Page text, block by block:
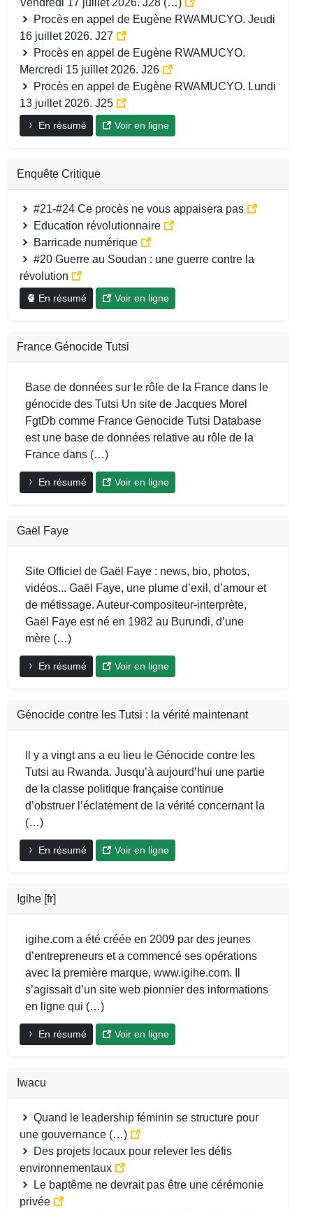
Procès en appel de Eugène RWAMUCYO. Jeudi
16 juillet 2026. J27
Procès en appel de Eugène RWAMUCYO.
Mercredi 15 juillet 2026. J26
Procès en appel de Eugène RWAMUCYO. Lundi
13 juillet 2026. J25
En résumé Voir en ligne
Enquête Critique
#21-#24 Ce procès ne vous appaisera pas
Education révolutionnaire
Barricade numérique
#20 Guerre au Soudan : une guerre contre la
révolution
En résumé Voir en ligne
France Génocide Tutsi
Base de données sur le rôle de la France dans le
génocide des Tutsi Un site de Jacques Morel
FgtDb comme France Genocide Tutsi Database
est une base de données relative au rôle de la
France dans (…)
En résumé Voir en ligne
Gaël Faye
Site Officiel de Gaël Faye : news, bio, photos,
vidéos... Gaël Faye, une plume d’exil, d’amour et
de métissage. Auteur-compositeur-interprète,
Gaël Faye est né en 1982 au Burundi, d’une
mère (…)
En résumé Voir en ligne
Génocide contre les Tutsi : la vérité maintenant
Il y a vingt ans a eu lieu le Génocide contre les
Tutsi au Rwanda. Jusqu’à aujourd’hui une partie
de la classe politique française continue
d’obstruer l’éclatement de la vérité concernant la
(…)
En résumé Voir en ligne
Igihe [fr]
igihe.com a été créée en 2009 par des jeunes
d’entrepreneurs et a commencé ses opérations
avec la première marque, www.igihe.com. Il
s’agissait d’un site web pionnier des informations
en ligne qui (…)
En résumé Voir en ligne
Iwacu
Quand le leadership féminin se structure pour
une gouvernance (…)
Des projets locaux pour relever les défis
environnementaux
Le baptême ne devrait pas être une cérémonie
privée